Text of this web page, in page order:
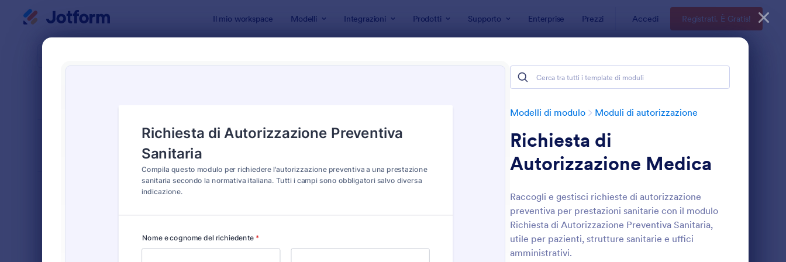
Il mio workspace Modelli Integrazioni Prodotti Supporto Enterprise Prezzi Accedi Registrati. È Gratis!
Modelli di modulo Moduli di autorizzazione
Richiesta di
Autorizzazione Medica
Raccogli e gestisci richieste di autorizzazione
preventiva per prestazioni sanitarie con il modulo
Richiesta di Autorizzazione Preventiva Sanitaria,
utile per pazienti, strutture sanitarie e uffici
amministrativi.
: Modulo Di Autorizzazione Al Viaggio Per Minori
Anteprima: Modulo Di
Classico
461